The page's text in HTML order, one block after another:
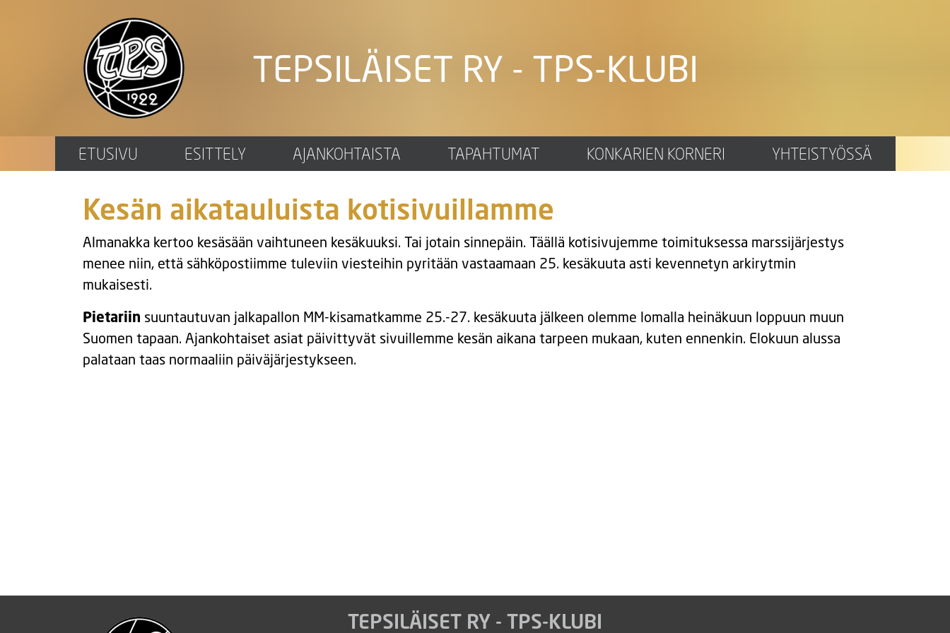
TEPSILÄISET RY - TPS-KLUBI
ETUSIVU ESITTELY AJANKOHTAISTA TAPAHTUMAT KONKARIEN KORNERI YHTEISTYÖSSÄ
Kesän aikatauluista kotisivuillamme
Almanakka kertoo kesäsään vaihtuneen kesäkuuksi. Tai jotain sinnepäin. Täällä kotisivujemme toimituksessa marssijärjestys
menee niin, että sähköpostiimme tuleviin viesteihin pyritään vastaamaan 25. kesäkuuta asti kevennetyn arkirytmin
mukaisesti.
Pietariin suuntautuvan jalkapallon MM-kisamatkamme 25.-27. kesäkuuta jälkeen olemme lomalla heinäkuun loppuun muun
Suomen tapaan. Ajankohtaiset asiat päivittyvät sivuillemme kesän aikana tarpeen mukaan, kuten ennenkin. Elokuun alussa
palataan taas normaaliin päiväjärjestykseen.
TEPSILÄISET RY - TPS-KLUBI